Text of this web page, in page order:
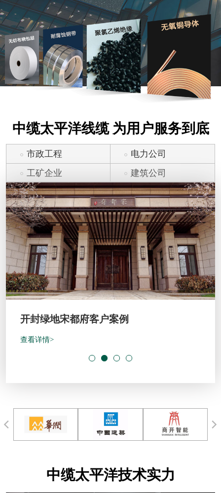
中缆太平洋线缆 为用户服务到底
市政工程
电力公司
工矿企业
建筑公司
开封绿地宋都府客户案例
查看详情>
中缆太平洋技术实力